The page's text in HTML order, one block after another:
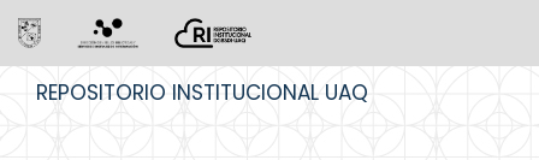
REPOSITORIO INSTITUCIONAL UAQ